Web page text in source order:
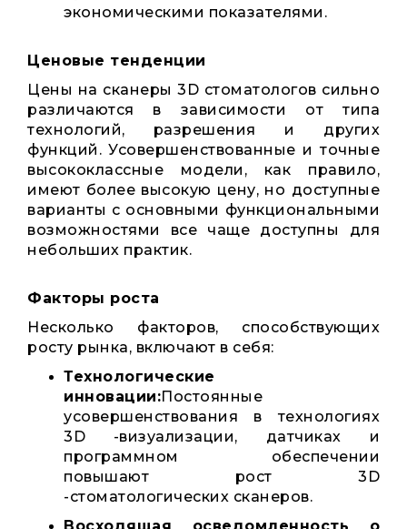
экономическими показателями.
Ценовые тенденции
Цены на сканеры 3D стоматологов сильно
различаются в зависимости от типа
технологий, разрешения и других
функций. Усовершенствованные и точные
высококлассные модели, как правило,
имеют более высокую цену, но доступные
варианты с основными функциональными
возможностями все чаще доступны для
небольших практик.
Факторы роста
Несколько факторов, способствующих
росту рынка, включают в себя:
Технологические
инновации:Постоянные
усовершенствования в технологиях
3D -визуализации, датчиках и
программном обеспечении
повышают рост 3D
-стоматологических сканеров.